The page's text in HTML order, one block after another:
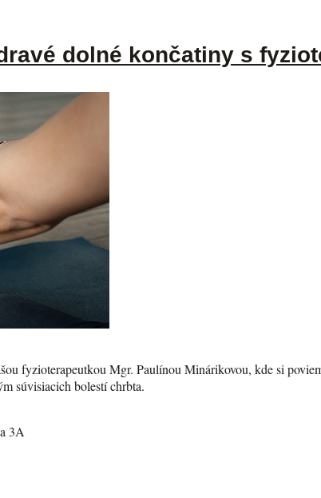
dolné končatiny s
fyzioterapeutkou Mgr. Paulínou Minárikovou, kde si
súvisiacich bolestí chrbta.
3A